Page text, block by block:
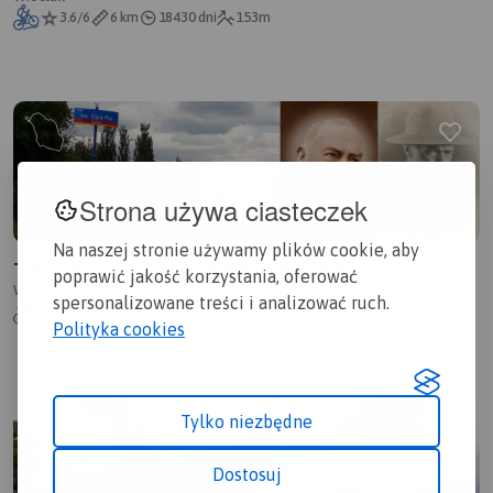
Strona używa ciasteczek
Na naszej stronie używamy plików cookie, aby
poprawić jakość korzystania, oferować
spersonalizowane treści i analizować ruch.
Polityka cookies
Tylko niezbędne
Dostosuj
3.6/6
6 km 18430 dni 153m
Trasa dwóch ojców - od Pio do Beyzyma
Wrocław
4.4/6
12,8 km 1:31 h 31m